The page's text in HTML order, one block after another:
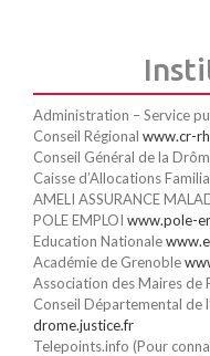
Administration – Service
Conseil Régional www.cr-
Conseil Général de la
Caisse d’Allocations
AMELI ASSURANCE
POLE EMPLOI www.pole-
Education Nationale
Académie de Grenoble
Association des Maires de
Conseil Départemental de
drome.justice.fr
Telepoints.info (Pour